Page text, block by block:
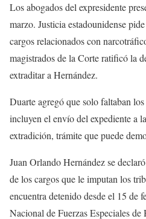
Los abogados del expresidente
marzo. Justicia estadounidense
cargos relacionados con
magistrados de la Corte ratificó la
extraditar a Hernández.
Duarte agregó que solo faltaban
incluyen el envío del expediente a
extradición, trámite que puede
Juan Orlando Hernández se
de los cargos que le imputan los
encuentra detenido desde el 15 de
Nacional de Fuerzas Especiales de